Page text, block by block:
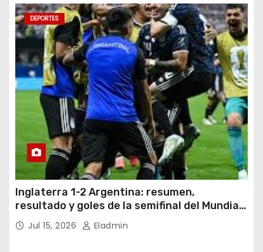
DEPORTES
Inglaterra 1-2 Argentina: resumen,
resultado y goles de la semifinal del Mundial
2026Jul 15, 2026 Eladmin